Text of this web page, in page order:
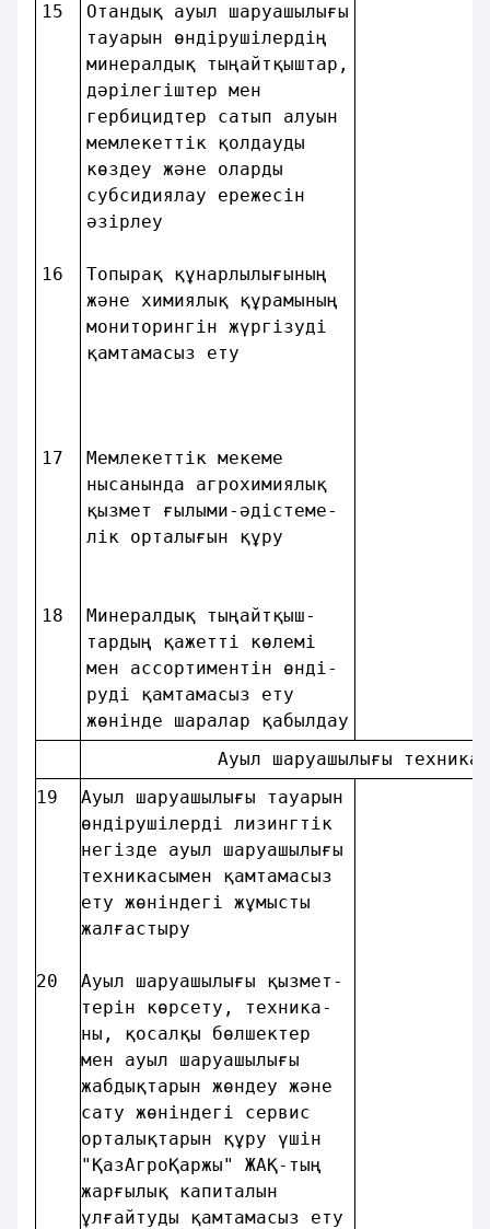
15
16
17
18
Отандық ауыл шаруашылығы
тауарын өндiрушiлердiң
минералдық тыңайтқыштар,
дәрiлегiштер мен
гербицидтер сатып алуын
мемлекеттік қолдауды
көздеу және оларды
субсидиялау ережесін
әзiрлеу
Топырақ құнарлылығының
және химиялық құрамының
мониторингiн жүргiзудi
қамтамасыз ету
Мемлекеттік мекеме
нысанында агрохимиялық
қызмет ғылыми-әдiстеме-
лiк орталығын құру
Минералдық тыңайтқыш-
тардың қажеттi көлемi
мен ассортиментiн өндi-
рудi қамтамасыз ету
жөнiнде шаралар қабылдау
Ауыл шаруашылығы
19
20
Ауыл шаруашылығы тауарын
өндiрушiлердi лизингтiк
негiзде ауыл шаруашылығы
техникасымен қамтамасыз
ету жөніндегі жұмысты
жалғастыру
Ауыл шаруашылығы қызмет-
терiн көрсету, техника-
ны, қосалқы бөлшектер
мен ауыл шаруашылығы
жабдықтарын жөндеу және
сату жөніндегі сервис
орталықтарын құру үшiн
"ҚазАгроҚаржы" ЖАҚ-тың
жарғылық капиталын
ұлғайтуды қамтамасыз ету